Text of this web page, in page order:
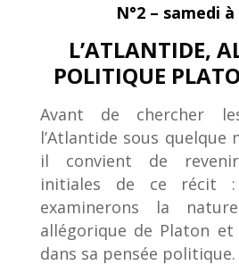
N°2 – samedi à
L’ATLANTIDE,
POLITIQUE
Avant de chercher
l’Atlantide sous quelque
il convient de
initiales de ce récit :
examinerons la
allégorique de Platon
dans sa pensée politique.